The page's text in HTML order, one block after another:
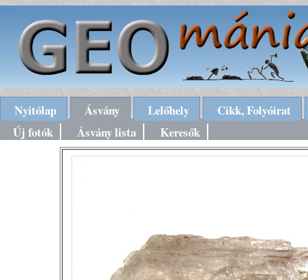
Nyitólap Ásvány Lelőhely
Cikk, Folyóirat
Új fotók
Ásvány lista Keresők